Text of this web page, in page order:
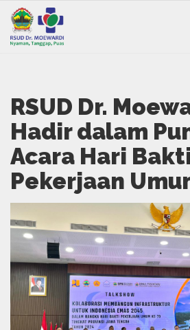
RSUD Dr.
Hadir dalam
Acara Hari
Pekerjaan